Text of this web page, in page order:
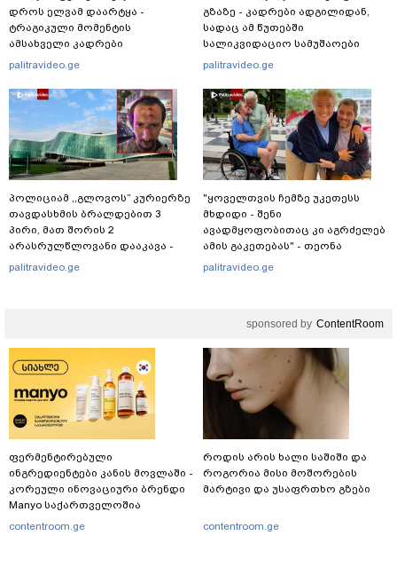
დროს ელვამ დაარტყა -
ტრაგიკული მომენტის
ამსახველი კადრები
ტაილანდიდან მედიაში
palitravideo.ge
პოლიციამ ,,გლოვოს” კურიერზე
თავდასხმის ბრალდებით 3
პირი, მათ შორის 2
არასრულწლოვანი დააკავა -
შსს ინფორმაციას ავრცელებს
palitravideo.ge
გზაზე - კადრები ადგილიდან,
სადაც ამ წუთებში
სალიკვიდაციო სამუშაოები
მიმდინარეობს
palitravideo.ge
"ყოველთვის ჩემზე უკეთესს
მხდიდი - შენი
ავადმყოფობითაც კი აგრძელებ
ამის გაკეთებას" - თეონა
კონტრიძე მეუღლეს ემოციურ
palitravideo.ge
sponsored by ContentRoom
ფერმენტირებული
ინგრედიენტები კანის მოვლაში -
კორეული ინოვაციური ბრენდი
Manyo საქართველოშია
contentroom.ge
როდის არის ხალი საშიში და
როგორია მისი მოშორების
მარტივი და უსაფრთხო გზები
contentroom.ge